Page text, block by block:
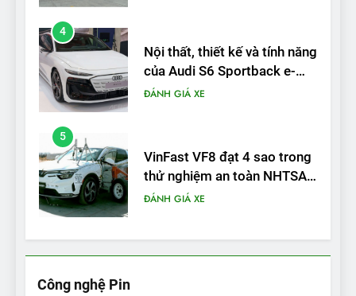
5
VinFast VF8 đạt 4 sao trong
thử nghiệm an toàn NHTSA
tại Mỹ
ĐÁNH GIÁ XE
6
Hệ thống treo đa điểm –
trang bị “đáng từng xu” trên
VinFast VF 6
ĐÁNH GIÁ XE
7
Công nghệ Pin